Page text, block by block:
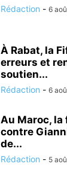
Rédaction - 6
À Rabat, la
erreurs et
soutien...
Rédaction - 6
Au Maroc, la
contre
de...
Rédaction - 5